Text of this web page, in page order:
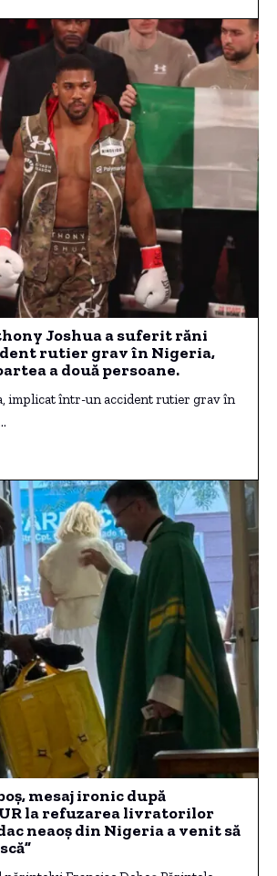
Joshua a suferit răni
rutier grav în Nigeria,
a două persoane.
implicat într-un accident rutier grav în
mesaj ironic după
la refuzarea livratorilor
neaoş din Nigeria a venit să